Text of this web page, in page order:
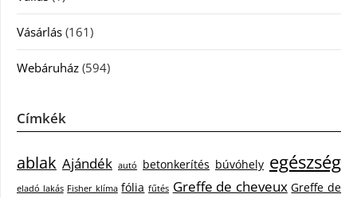
Vásárlás (161)
Webáruház (594)
Címkék
ablak Ajándék autó betonkerítés búvóhely egészség
eladó lakás Fisher klíma fólia fűtés Greffe de cheveux Greffe de